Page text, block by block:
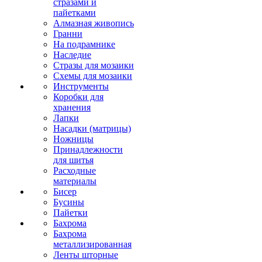
стразами и
пайетками
Алмазная живопись
Гранни
На подрамнике
Наследие
Стразы для мозаики
Схемы для мозаики
Инструменты
Коробки для
хранения
Лапки
Насадки (матрицы)
Ножницы
Принадлежности
для шитья
Расходные
материалы
Бисер
Бусины
Пайетки
Бахрома
Бахрома
металлизированная
Ленты шторные